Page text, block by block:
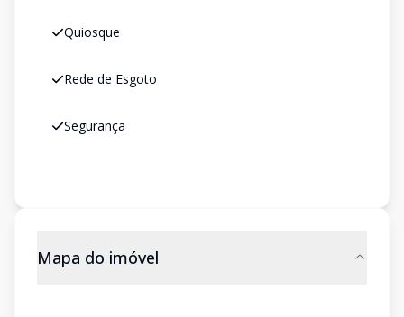
Quiosque
Rede de Esgoto
Segurança
Mapa do imóvel